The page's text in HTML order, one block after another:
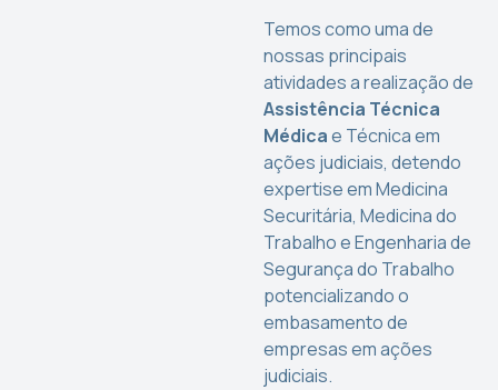
Temos como uma de
nossas principais
atividades a realização de
Assistência Técnica
Médicae Técnica em
ações judiciais, detendo
expertise em Medicina
Securitária, Medicina do
Trabalho e Engenharia de
Segurança do Trabalho
potencializando o
embasamento de
empresas em ações
judiciais.